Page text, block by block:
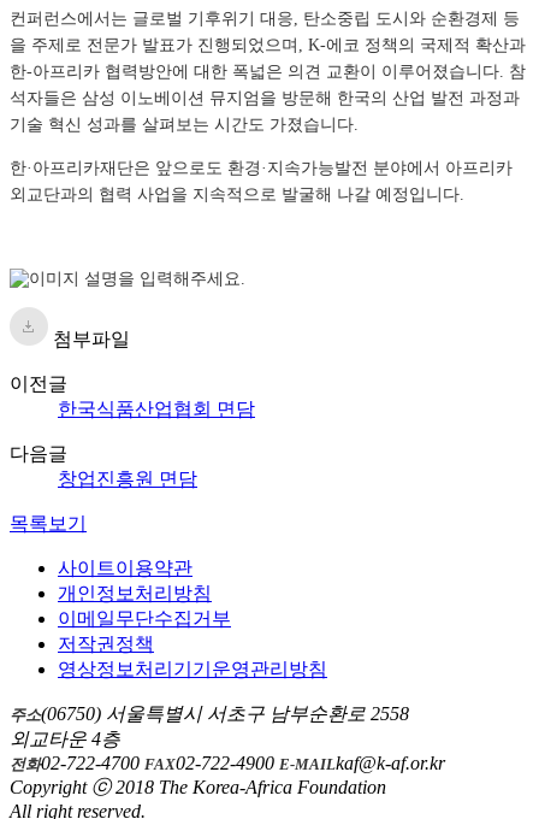
컨퍼런스에서는 글로벌 기후위기 대응, 탄소중립 도시와 순환경제 등
을 주제로 전문가 발표가 진행되었으며, K-에코 정책의 국제적 확산과
한-아프리카 협력방안에 대한 폭넓은 의견 교환이 이루어졌습니다. 참
석자들은 삼성 이노베이션 뮤지엄을 방문해 한국의 산업 발전 과정과
기술 혁신 성과를 살펴보는 시간도 가졌습니다.
한·아프리카재단은 앞으로도 환경·지속가능발전 분야에서 아프리카
외교단과의 협력 사업을 지속적으로 발굴해 나갈 예정입니다.
첨부파일
이전글
한국식품산업협회 면담
다음글
창업진흥원 면담
목록보기
사이트이용약관
개인정보처리방침
이메일무단수집거부
저작권정책
영상정보처리기기운영관리방침
주소(06750) 서울특별시 서초구 남부순환로 2558
외교타운 4층
전화02-722-4700 FAX02-722-4900 E-MAILkaf@k-af.or.kr
Copyright ⓒ 2018 The Korea-Africa Foundation
All right reserved.